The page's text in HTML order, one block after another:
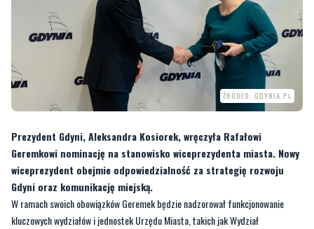
ŹRÓDŁO: GDYNIA.PL
Prezydent Gdyni, Aleksandra Kosiorek, wręczyła Rafałowi
Geremkowi nominację na stanowisko wiceprezydenta miasta. Nowy
wiceprezydent obejmie odpowiedzialność za strategię rozwoju
Gdyni oraz komunikację miejską.
W ramach swoich obowiązków Geremek będzie nadzorował funkcjonowanie
kluczowych wydziałów i jednostek Urzędu Miasta, takich jak Wydział